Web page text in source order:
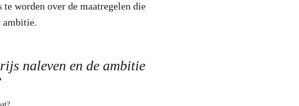
worden over de maatregelen die
ambitie.
naleven en de ambitie